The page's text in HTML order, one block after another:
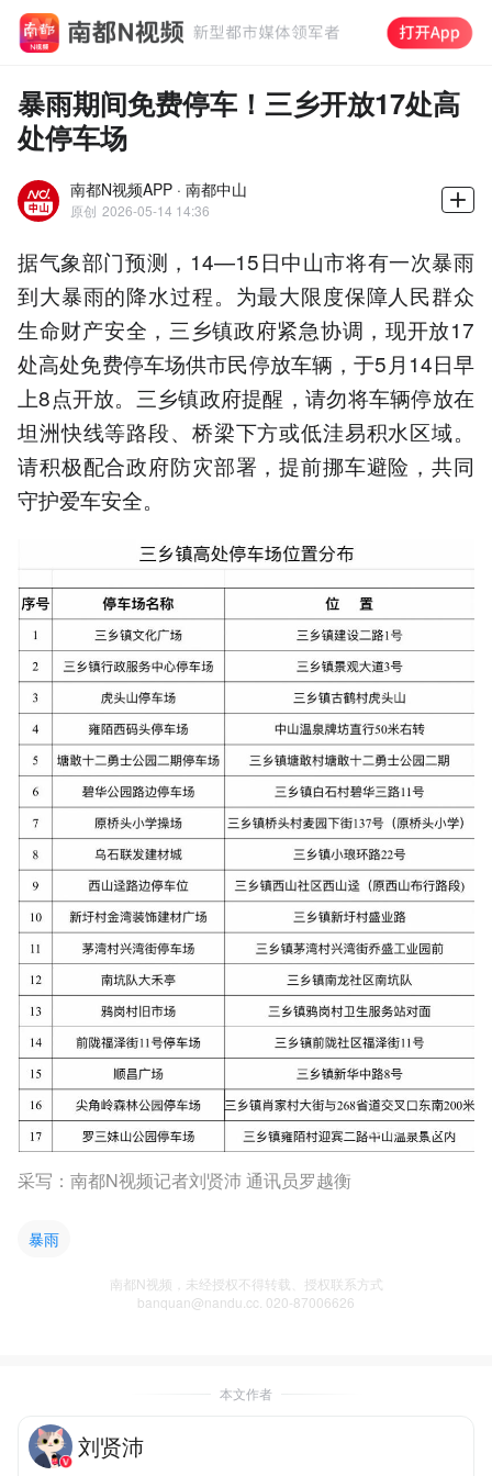
暴雨期间免费停车！三乡开放17处高
处停车场
南都N视频APP · 南都中山
原创 2026-05-14 14:36
据气象部门预测，14—15日中山市将有一次暴雨
到大暴雨的降水过程。为最大限度保障人民群众
生命财产安全，三乡镇政府紧急协调，现开放17
处高处免费停车场供市民停放车辆，于5月14日早
上8点开放。三乡镇政府提醒，请勿将车辆停放在
坦洲快线等路段、桥梁下方或低洼易积水区域。
请积极配合政府防灾部署，提前挪车避险，共同
守护爱车安全。
采写：南都N视频记者刘贤沛 通讯员罗越衡
暴雨
南都N视频，未经授权不得转载、授权联系方式
banquan@nandu.cc. 020-87006626
本文作者
刘贤沛